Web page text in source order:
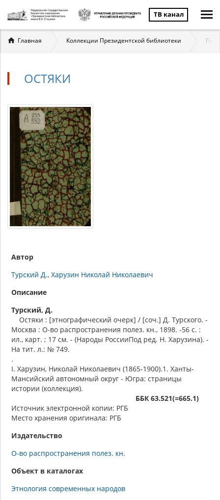
ТВ канал
Вы
здесь
Главная Коллекции Президентской библиотеки
ОСТЯКИ
Автор
Турский Д. Харузин Николай Николаевич
Описание
Турский, Д.
Остяки : [этнографический очерк] / [соч.] Д. Турского. -
Москва : О-во распространения полез. кн., 1898. -56 с. :
ил., карт. ; 17 см. - (Народы РоссииПод ред. Н. Харузина). -
На тит. л.: № 749.
.
I. Харузин, Николай Николаевич (1865-1900).1. Ханты-
Мансийский автономный округ - Югра: страницы
истории (коллекция).
ББК 63.521(=665.1)
Источник электронной копии: РГБ
Место хранения оригинала: РГБ
Издательство
О-во распространения полез. кн.
Объект в каталогах
Этнология современных народов